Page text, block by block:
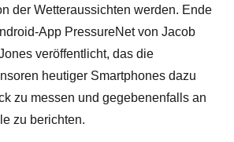
der Wetteraussichten werden. Ende
App PressureNet von Jacob
veröffentlicht, das die
heutiger Smartphones dazu
zu messen und gegebenenfalls an
zu berichten.